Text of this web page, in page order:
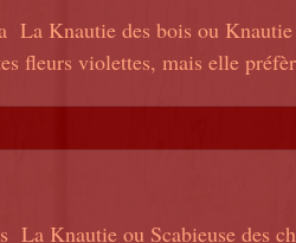
Knautie des bois ou Knautie
fleurs violettes, mais elle
La Knautie ou Scabieuse des